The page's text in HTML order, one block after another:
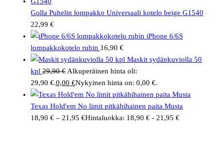
Golla Puhelin lompakko Universaali kotelo beige G1540
22,99 €
iPhone 6/6S
lompakkokotelo rubin 16,90 €
Maskit sydänkuviolla 50
kpl 29,90€ Alkuperäinen hinta oli:
29,90 €.0,00 €Nykyinen hinta on: 0,00 €.
Texas Hold'em No limit pitkähihainen paita Musta
18,90 € – 21,95 €Hintaluokka: 18,90 € - 21,95 €